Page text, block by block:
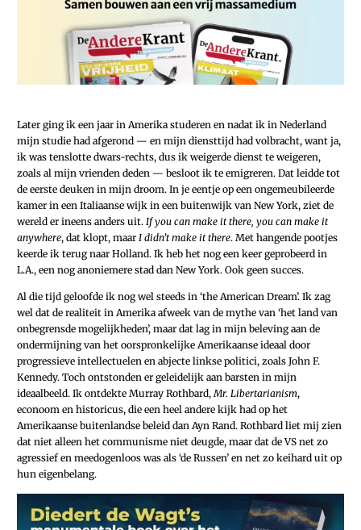
Later ging ik een jaar in Amerika studeren en nadat ik in Nederland
mijn studie had afgerond — en mijn diensttijd had volbracht, want ja,
ik was tenslotte dwars-rechts, dus ik weigerde dienst te weigeren,
zoals al mijn vrienden deden — besloot ik te emigreren. Dat leidde tot
de eerste deuken in mijn droom. In je eentje op een ongemeubileerde
kamer in een Italiaanse wijk in een buitenwijk van New York, ziet de
wereld er ineens anders uit. If you can make it there, you can make it
anywhere, dat klopt, maar I didn’t make it there. Met hangende pootjes
keerde ik terug naar Holland. Ik heb het nog een keer geprobeerd in
L.A., een nog anoniemere stad dan New York. Ook geen succes.
Al die tijd geloofde ik nog wel steeds in ‘the American Dream’. Ik zag
wel dat de realiteit in Amerika afweek van de mythe van ‘het land van
onbegrensde mogelijkheden’, maar dat lag in mijn beleving aan de
ondermijning van het oorspronkelijke Amerikaanse ideaal door
progressieve intellectuelen en abjecte linkse politici, zoals John F.
Kennedy. Toch ontstonden er geleidelijk aan barsten in mijn
ideaalbeeld. Ik ontdekte Murray Rothbard,Mr. Libertarianism,
econoom en historicus, die een heel andere kijk had op het
Amerikaanse buitenlandse beleid dan Ayn Rand. Rothbard liet mij zien
dat niet alleen het communisme niet deugde, maar dat de VS net zo
agressief en meedogenloos was als ‘de Russen’ en net zo keihard uit op
hun eigenbelang.